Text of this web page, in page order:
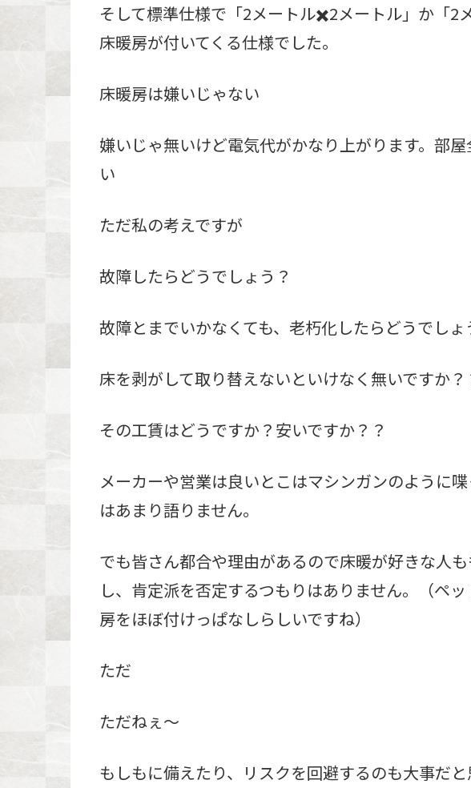
そして標準仕様で「2メートル✖️2メートル」か「2
床暖房が付いてくる仕様でした。
床暖房は嫌いじゃない
嫌いじゃ無いけど電気代がかなり上がります。部
い
ただ私の考えですが
故障したらどうでしょう？
故障とまでいかなくても、老朽化したらどうでしょ
床を剥がして取り替えないといけなく無いですか？
その工賃はどうですか？安いですか？？
メーカーや営業は良いとこはマシンガンのように
はあまり語りません。
でも皆さん都合や理由があるので床暖が好きな人
し、肯定派を否定するつもりはありません。（ペ
房をほぼ付けっぱなしらしいですね）
ただ
ただねぇ～
もしもに備えたり、リスクを回避するのも大事だ